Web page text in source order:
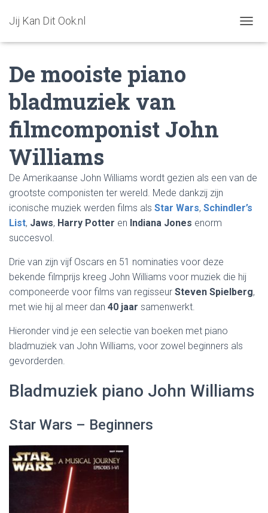
Jij Kan Dit Ook.nl
O
I
De mooiste piano
bladmuziek van
filmcomponist John
Williams
De Amerikaanse John Williams wordt gezien als een van de
grootste componisten ter wereld. Mede dankzij zijn
iconische muziek werden films als Star Wars, Schindler’s
List, Jaws, Harry Potter en Indiana Jones enorm
succesvol.
Drie van zijn vijf Oscars en 51 nominaties voor deze
bekende filmprijs kreeg John Williams voor muziek die hij
componeerde voor films van regisseur Steven Spielberg,
met wie hij al meer dan 40 jaar samenwerkt.
Hieronder vind je een selectie van boeken met piano
bladmuziek van John Williams, voor zowel beginners als
gevorderden.
Bladmuziek piano John Williams
Star Wars – Beginners